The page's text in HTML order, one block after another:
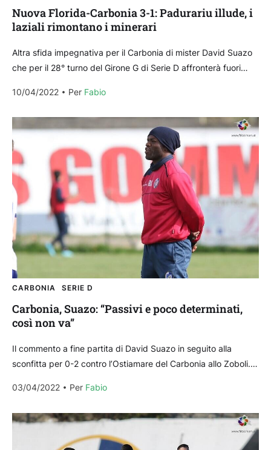
Nuova Florida-Carbonia 3-1: Padurariu illude, i
laziali rimontano i minerari
Altra sfida impegnativa per il Carbonia di mister David Suazo
che per il 28° turno del Girone G di Serie D affronterà fuori
10/04/2022
Per Fabio
CARBONIA SERIE D
Carbonia, Suazo: “Passivi e poco determinati,
così non va”
Il commento a fine partita di David Suazo in seguito alla
sconfitta per 0-2 contro l’Ostiamare del Carbonia allo Zoboli.
03/04/2022
Per Fabio